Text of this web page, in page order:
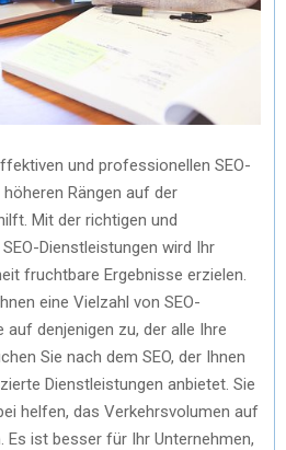
und professionellen SEO-
Rängen auf der
Mit der richtigen und
Dienstleistungen wird Ihr
fruchtbare Ergebnisse erzielen.
eine Vielzahl von SEO-
auf denjenigen zu, der alle Ihre
Sie nach dem SEO, der Ihnen
Dienstleistungen anbietet. Sie
helfen, das Verkehrsvolumen auf
Es ist besser für Ihr Unternehmen,